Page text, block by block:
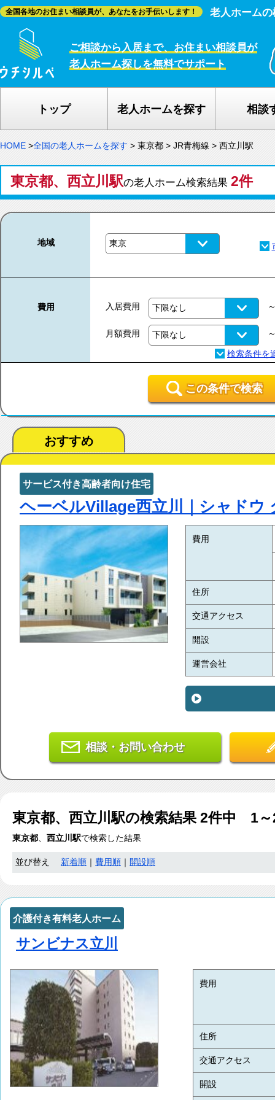
全国各地のお住まい相談員が、あなたをお手伝いします！ 老人ホーム
ご相談から入居まで、お住まい相談員が
老人ホーム探しを無料でサポート
トップ 老人ホームを探す 相談
HOME >全国の老人ホームを探す > 東京都 > JR青梅線 > 西立川駅
東京都、西立川駅の老人ホーム検索結果 2件
地域
費用 入居費用
月額費用
この条件で検索
おすすめ
サービス付き高齢者向け住宅
ヘーベルVillage西立川｜シャドウ
費用
住所
交通アクセス
開設
運営会社
相談・お問い合わせ
東京都、西立川駅の検索結果 2件中 1～
東京都 西立川駅で検索した結果
並び替え 新着順 費用順 開設順
介護付き有料老人ホーム
サンビナス立川
費用
住所
交通アクセス
開設